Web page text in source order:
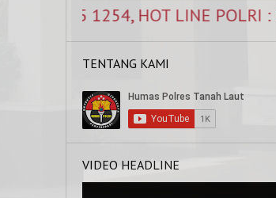
1254, HOT LINE POLRI : 110
TENTANG KAMI
VIDEO HEADLINE